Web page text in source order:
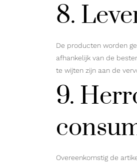
8.
De producten worden
afhankelijk van de
te wijten zijn aan de
9.
Overeenkomstig de